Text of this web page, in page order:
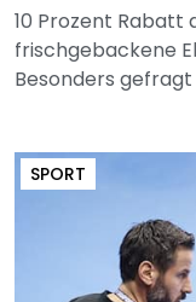
10 Prozent Rabatt
frischgebackene
Besonders
SPORT